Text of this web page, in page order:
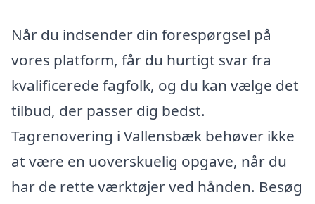
Når du indsender din forespørgsel på
vores platform, får du hurtigt svar fra
kvalificerede fagfolk, og du kan vælge det
tilbud, der passer dig bedst.
Tagrenovering i Vallensbæk behøver ikke
at være en uoverskuelig opgave, når du
har de rette værktøjer ved hånden. Besøg